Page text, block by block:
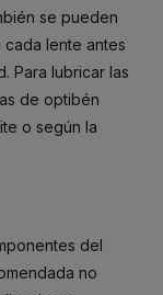
se pueden
lente antes
Para lubricar las
de optibén
o según la
del
no